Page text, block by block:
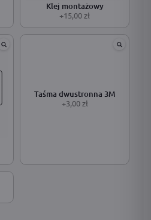
Klej montażowy
+15,00 zł
Taśma dwustronna 3M
+3,00 zł